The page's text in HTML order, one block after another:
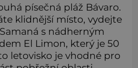
písečná pláž Bávaro.
klidnější místo, vydejte
s nádherným
El Limon, který je 50
letovisko je vhodné pro